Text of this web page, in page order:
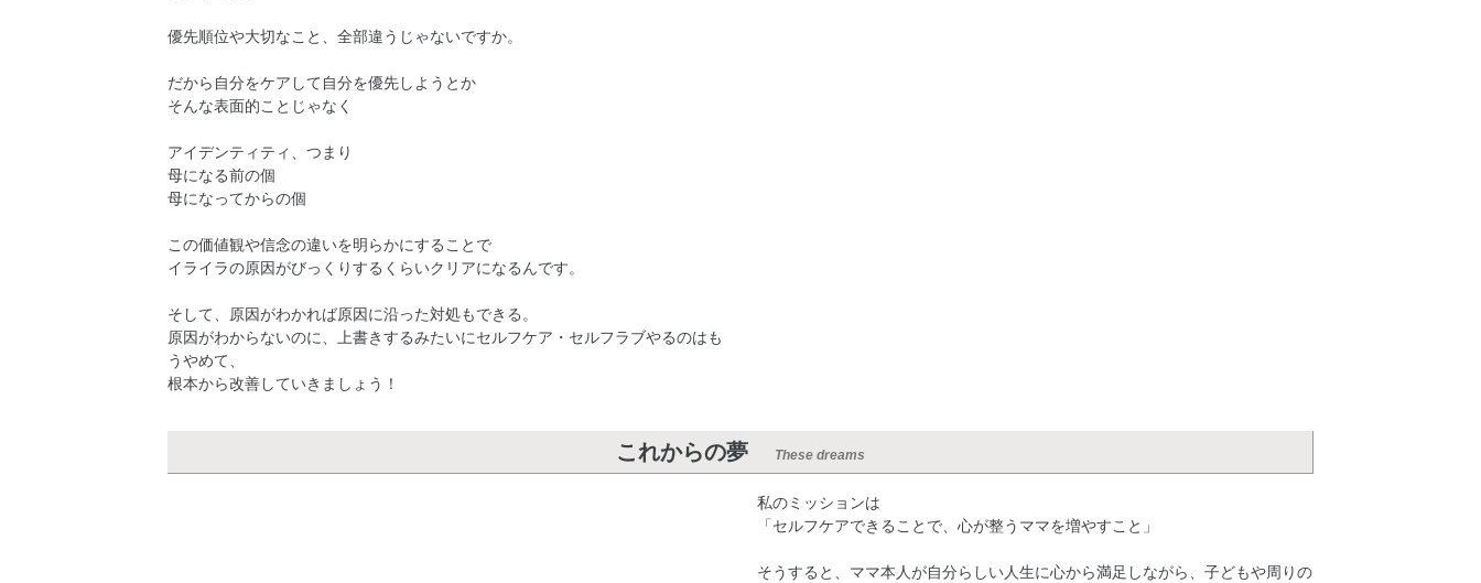
優先順位や大切なこと、全部違うじゃないですか。
だから自分をケアして自分を優先しようとか
そんな表面的ことじゃなく
アイデンティティ、つまり
母になる前の個
母になってからの個
この価値観や信念の違いを明らかにすることで
イライラの原因がびっくりするくらいクリアになるんです。
そして、原因がわかれば原因に沿った対処もできる。
原因がわからないのに、上書きするみたいにセルフケア・セルフラブやるのはも
うやめて、
根本から改善していきましょう！
これからの夢 These dreams
私のミッションは
「セルフケアできることで、心が整うママを増やすこと」
そうすると、ママ本人が自分らしい人生に心から満足しながら、子どもや周りの